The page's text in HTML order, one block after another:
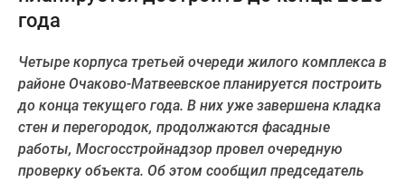
Специальные
Коммерческие
помещения
Продавцы
застройщики
Панорамы
года
Четыре корпуса третьей очереди жилого комплекса в
районе Очаково-Матвеевское планируется построить
до конца текущего года. В них уже завершена кладка
стен и перегородок, продолжаются фасадные
работы, Мосгосстройнадзор провел очередную
проверку объекта. Об этом сообщил председатель